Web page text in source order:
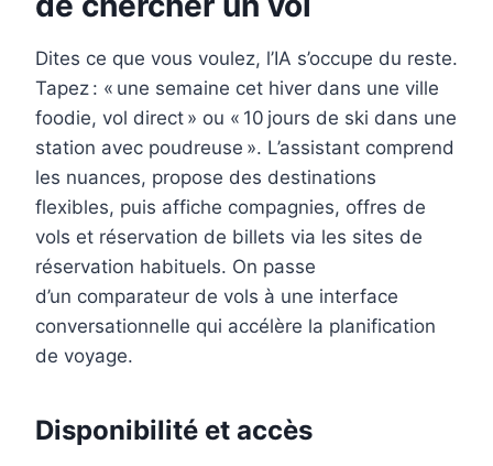
Dites ce que vous voulez, l’IA s’occupe du reste.
Tapez : « une semaine cet hiver dans une ville
foodie, vol direct » ou « 10 jours de ski dans une
station avec poudreuse ». L’assistant comprend
les nuances, propose des destinations
flexibles, puis affiche compagnies, offres de
vols et réservation de billets via les sites de
réservation habituels. On passe
d’un comparateur de vols à une interface
conversationnelle qui accélère la planification
de voyage.
Disponibilité et accès